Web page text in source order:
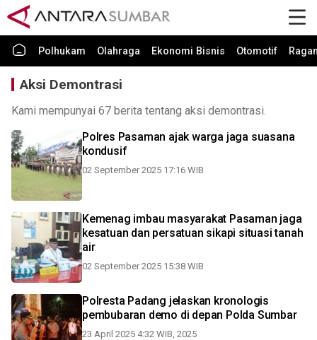
Polhukam Olahraga Ekonomi Bisnis Otomotif
Aksi Demontrasi
Kami mempunyai 67 berita tentang aksi demontrasi.
Polres Pasaman ajak warga jaga suasana
kondusif
02 September 2025 17:16 WIB
Kemenag imbau masyarakat Pasaman jaga
kesatuan dan persatuan sikapi situasi tanah
air
02 September 2025 15:38 WIB
Polresta Padang jelaskan kronologis
pembubaran demo di depan Polda Sumbar
23 April 2025 4:32 WIB, 2025